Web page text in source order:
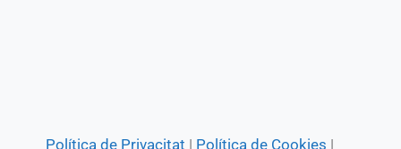
Política de Privacitat | Política de Cookies |